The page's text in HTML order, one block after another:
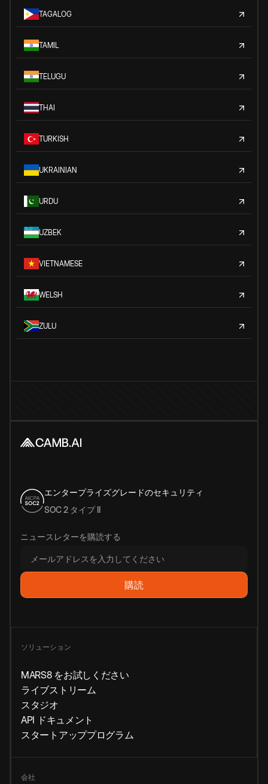
TAGALOG
TAMIL
TELUGU
THAI
TURKISH
UKRAINIAN
URDU
UZBEK
VIETNAMESE
WELSH
ZULU
エンタープライズグレードのセキュリティ
SOC 2 タイプ II
ニュースレターを購読する
ソリューション
MARS8 をお試しください
ライブストリーム
スタジオ
API ドキュメント
スタートアッププログラム
会社